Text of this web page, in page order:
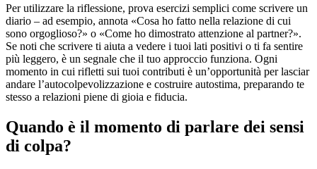
Per utilizzare la riflessione, prova esercizi semplici come scrivere un
diario – ad esempio, annota «Cosa ho fatto nella relazione di cui
sono orgoglioso?» o «Come ho dimostrato attenzione al partner?».
Se noti che scrivere ti aiuta a vedere i tuoi lati positivi o ti fa sentire
più leggero, è un segnale che il tuo approccio funziona. Ogni
momento in cui rifletti sui tuoi contributi è un’opportunità per lasciar
andare l’autocolpevolizzazione e costruire autostima, preparando te
stesso a relazioni piene di gioia e fiducia.
Quando è il momento di parlare dei sensi
di colpa?